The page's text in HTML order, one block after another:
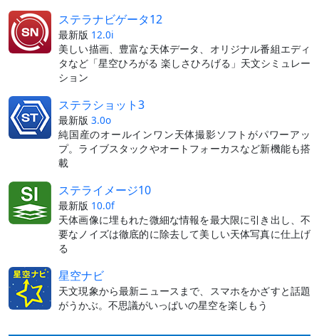
ステラナビゲータ12
最新版 12.0i
美しい描画、豊富な天体データ、オリジナル番組エディ
タなど「星空ひろがる 楽しさひろげる」天文シミュレー
ション
ステラショット3
最新版 3.0o
純国産のオールインワン天体撮影ソフトがパワーアッ
プ。ライブスタックやオートフォーカスなど新機能も搭
載
ステライメージ10
最新版 10.0f
天体画像に埋もれた微細な情報を最大限に引き出し、不
要なノイズは徹底的に除去して美しい天体写真に仕上げ
る
星空ナビ
天文現象から最新ニュースまで、スマホをかざすと話題
がうかぶ。不思議がいっぱいの星空を楽しもう